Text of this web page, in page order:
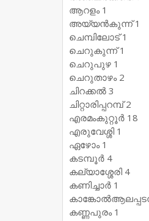
ആറളം 1
അയ്യന്‍കുന്ന് 1
ചെമ്പിലോട് 1
ചെറുകുന്ന് 1
ചെറുപുഴ 1
ചെറുതാഴം 2
ചിറക്കല്‍ 3
ചിറ്റാരിപ്പറമ്പ് 2
എരമംകുറ്റൂര്‍ 18
എരുവേശ്ശി 1
ഏഴോം 1
കടമ്പൂര്‍ 4
കല്യാശ്ശേരി 4
കണിച്ചാര്‍ 1
കണ്ണപുരം 1